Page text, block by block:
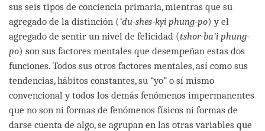
sus seis tipos de conciencia primaria, mientras que su
agregado de la distinción (‘du-shes-kyi phung-po) y el
agregado de sentir un nivel de felicidad (tshor-ba’i phung-
po) son sus factores mentales que desempeñan estas dos
funciones. Todos sus otros factores mentales, así como sus
tendencias, hábitos constantes, su “yo” o sí mismo
convencional y todos los demás fenómenos impermanentes
que no son ni formas de fenómenos físicos ni formas de
darse cuenta de algo, se agrupan en las otras variables que